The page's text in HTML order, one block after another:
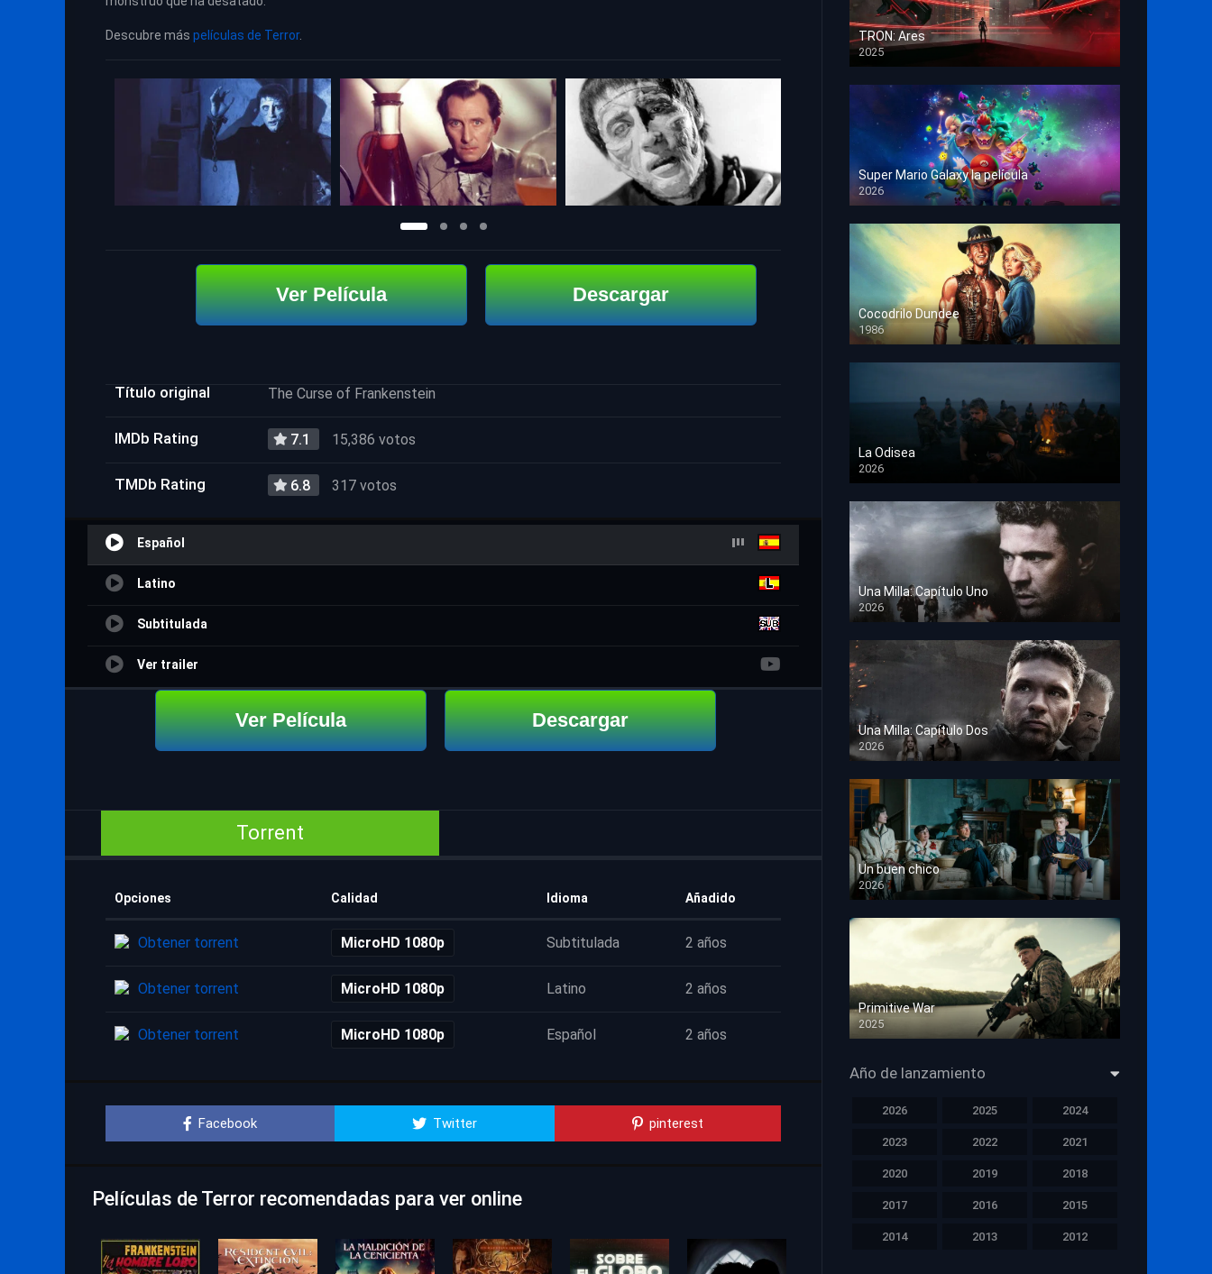
Descubre más películas de Terror.
Ver Película Descargar
Título original The Curse of Frankenstein
IMDb Rating 7.1 15,386 votos
TMDb Rating 6.8 317 votos
Español
Latino
Subtitulada
Ver trailer
Ver Película Descargar
Torrent
Opciones Calidad Idioma Añadido
Obtener torrent MicroHD 1080p Subtitulada 2 años
Obtener torrent MicroHD 1080p Latino 2 años
Obtener torrent MicroHD 1080p Español 2 años
Facebook Twitter pinterest
Películas de Terror recomendadas para ver online
TRON: Ares
2025
HD 1080p
Super Mario Galaxy la película
2026
HD 1080p
Cocodrilo Dundee
1986
HD 1080p
La Odisea
2026
TS Screener
Una Milla: Capítulo Uno
2026
HD 1080p
Una Milla: Capítulo Dos
2026
HD 1080p
Un buen chico
2026
HD 1080p
Primitive War
2025
HD 1080p
Año de lanzamiento
2026 2025 2024
2023 2022 2021
2020 2019 2018
2017 2016 2015
2014 2013 2012